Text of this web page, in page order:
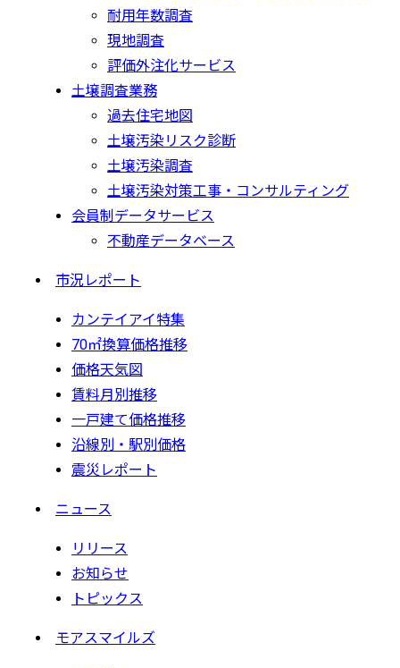
耐用年数調査
現地調査
評価外注化サービス
土壌調査業務
過去住宅地図
土壌汚染リスク診断
土壌汚染調査
土壌汚染対策工事・コンサルティング
会員制データサービス
不動産データベース
市況レポート
カンテイアイ特集
70㎡換算価格推移
価格天気図
賃料月別推移
一戸建て価格推移
沿線別・駅別価格
震災レポート
ニュース
リリース
お知らせ
トピックス
モアスマイルズ